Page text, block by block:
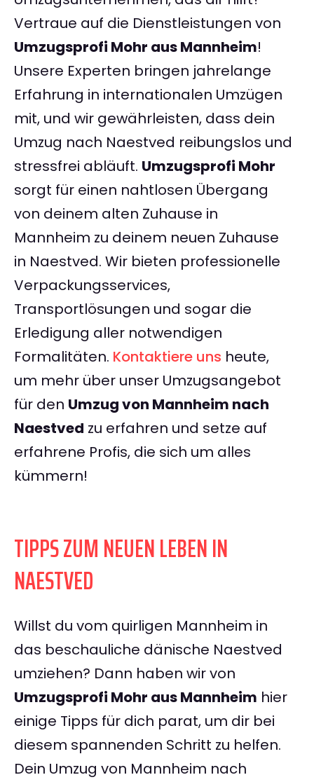
Vertraue auf die Dienstleistungen von
Umzugsprofi Mohr aus Mannheim!
Unsere Experten bringen jahrelange
Erfahrung in internationalen Umzügen
mit, und wir gewährleisten, dass dein
Umzug nach Naestved reibungslos und
stressfrei abläuft. Umzugsprofi Mohr
sorgt für einen nahtlosen Übergang
von deinem alten Zuhause in
Mannheim zu deinem neuen Zuhause
in Naestved. Wir bieten professionelle
Verpackungsservices,
Transportlösungen und sogar die
Erledigung aller notwendigen
Formalitäten. Kontaktiere uns heute,
um mehr über unser Umzugsangebot
für den Umzug von Mannheim nach
Naestved zu erfahren und setze auf
erfahrene Profis, die sich um alles
kümmern!
TIPPS ZUM NEUEN LEBEN IN
NAESTVED
Willst du vom quirligen Mannheim in
das beschauliche dänische Naestved
umziehen? Dann haben wir von
Umzugsprofi Mohr aus Mannheim hier
einige Tipps für dich parat, um dir bei
diesem spannenden Schritt zu helfen.
Dein Umzug von Mannheim nach